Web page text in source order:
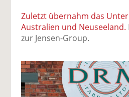
Zuletzt übernahm das
Australien und Neuseeland.
zur Jensen-Group.